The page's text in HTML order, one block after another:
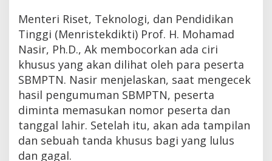
i
k
u
t
a
m
a
N
a
Menteri Riset, Teknologi, dan Pendidikan
Tinggi (Menristekdikti) Prof. H. Mohamad
Nasir, Ph.D., Ak membocorkan ada ciri
khusus yang akan dilihat oleh para peserta
SBMPTN. Nasir menjelaskan, saat mengecek
hasil pengumuman SBMPTN, peserta
diminta memasukan nomor peserta dan
tanggal lahir. Setelah itu, akan ada tampilan
dan sebuah tanda khusus bagi yang lulus
dan gagal.